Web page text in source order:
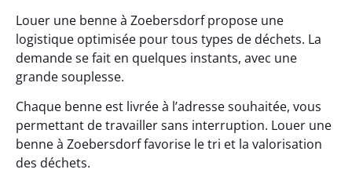
Louer une benne à Zoebersdorf propose une
logistique optimisée pour tous types de déchets. La
demande se fait en quelques instants, avec une
grande souplesse.
Chaque benne est livrée à l’adresse souhaitée, vous
permettant de travailler sans interruption. Louer une
benne à Zoebersdorf favorise le tri et la valorisation
des déchets.